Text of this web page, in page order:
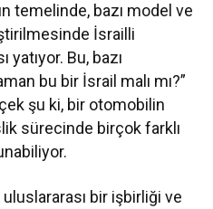
temelinde, bazı model ve
İsrailli
yatıyor. Bu, bazı
bu bir İsrail malı mı?”
şu ki, bir otomobilin
sürecinde birçok farklı
bir işbirliği ve